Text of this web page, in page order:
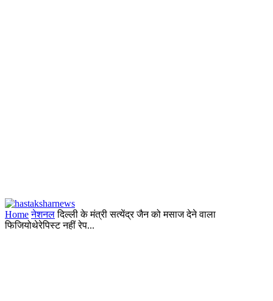
Home नेशनल दिल्ली के मंत्री सत्येंद्र जैन को मसाज देने वाला
फिजियोथेरेपिस्ट नहीं रेप...